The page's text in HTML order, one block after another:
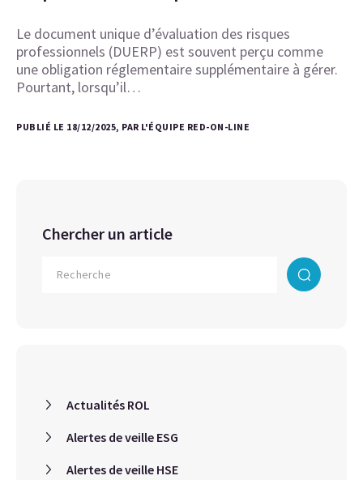
Le document unique d’évaluation des risques
professionnels (DUERP) est souvent perçu comme
une obligation réglementaire supplémentaire à gérer.
Pourtant, lorsqu’il…
PUBLIÉ LE 18/12/2025, PAR L'ÉQUIPE RED-ON-LINE
Chercher un article
Actualités ROL
Alertes de veille ESG
Alertes de veille HSE